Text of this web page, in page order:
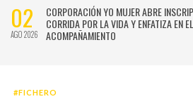
02
AGO 2026
CORPORACIÓN YO MUJER ABRE
CORRIDA POR LA VIDA Y ENFATIZA EN
ACOMPAÑAMIENTO
#FICHERO